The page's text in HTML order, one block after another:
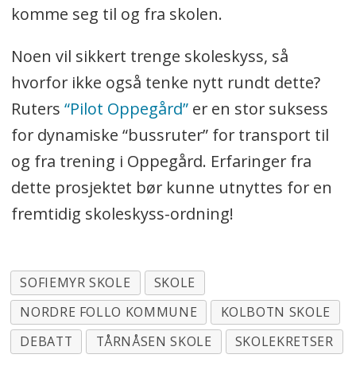
komme seg til og fra skolen.
Noen vil sikkert trenge skoleskyss, så
hvorfor ikke også tenke nytt rundt dette?
Ruters “Pilot Oppegård”er en stor suksess
for dynamiske “bussruter” for transport til
og fra trening i Oppegård. Erfaringer fra
dette prosjektet bør kunne utnyttes for en
fremtidig skoleskyss-ordning!
SOFIEMYR SKOLE
SKOLE
NORDRE FOLLO KOMMUNE
KOLBOTN SKOLE
DEBATT
TÅRNÅSEN SKOLE SKOLEKRETSER